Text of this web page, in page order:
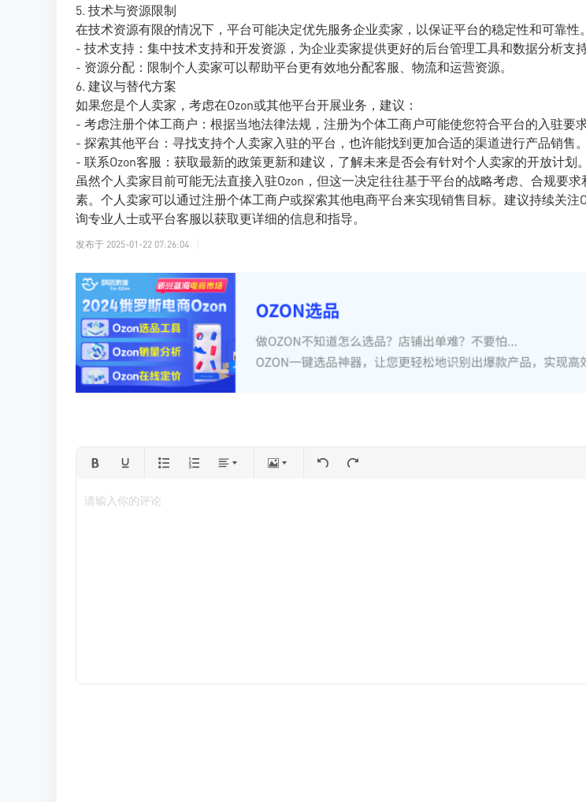
5. 技术与资源限制
在技术资源有限的情况下，平台可能决定优先服务企业卖家，以保证平台的稳定性和可靠性
- 技术支持：集中技术支持和开发资源，为企业卖家提供更好的后台管理工具和数据分析支持
- 资源分配：限制个人卖家可以帮助平台更有效地分配客服、物流和运营资源。
6. 建议与替代方案
如果您是个人卖家，考虑在Ozon或其他平台开展业务，建议：
- 考虑注册个体工商户：根据当地法律法规，注册为个体工商户可能使您符合平台的入驻要求
- 探索其他平台：寻找支持个人卖家入驻的平台，也许能找到更加合适的渠道进行产品销售。
- 联系Ozon客服：获取最新的政策更新和建议，了解未来是否会有针对个人卖家的开放计划。
虽然个人卖家目前可能无法直接入驻Ozon，但这一决定往往基于平台的战略考虑、合规要
素。个人卖家可以通过注册个体工商户或探索其他电商平台来实现销售目标。建议持续关注
询专业人士或平台客服以获取更详细的信息和指导。
发布于 2025-01-22 07:26:04
请输入你的评论